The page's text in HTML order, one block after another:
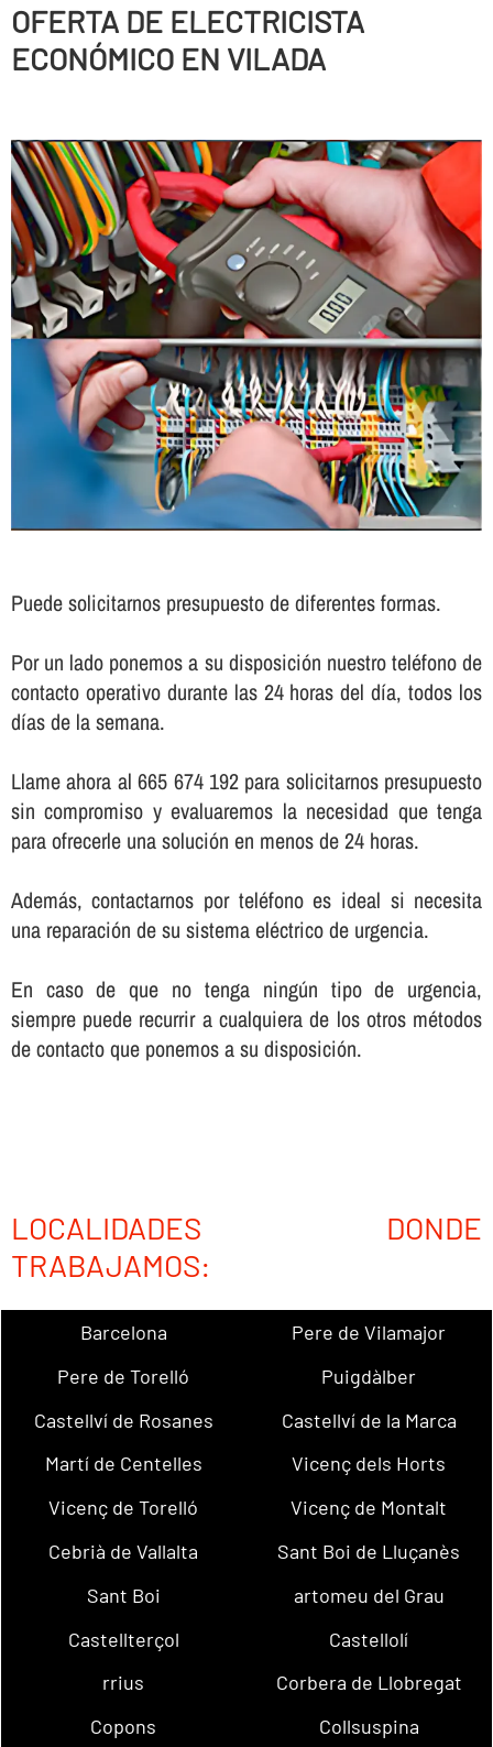
OFERTA DE ELECTRICISTA
ECONÓMICO EN VILADA
Puede solicitarnos presupuesto de diferentes formas.
Por un lado ponemos a su disposición nuestro teléfono de
contacto operativo durante las 24 horas del dí­a, todos los
dí­as de la semana.
Llame ahora al 665 674 192 para solicitarnos presupuesto
sin compromiso y evaluaremos la necesidad que tenga
para ofrecerle una solución en menos de 24 horas.
Además, contactarnos por teléfono es ideal si necesita
una reparación de su sistema eléctrico de urgencia.
En caso de que no tenga ningún tipo de urgencia,
siempre puede recurrir a cualquiera de los otros métodos
de contacto que ponemos a su disposición.
LOCALIDADES DONDE
TRABAJAMOS:
Barcelona
Pere de Vilamajor
Pere de Torelló
Puigdàlber
Castellví de Rosanes
Castellví de la Marca
Martí de Centelles
Vicenç dels Horts
Vicenç de Torelló
Vicenç de Montalt
Cebrià de Vallalta
Sant Boi de Lluçanès
Sant Boi
artomeu del Grau
Castellterçol
Castellolí
rrius
Corbera de Llobregat
Copons
Collsuspina